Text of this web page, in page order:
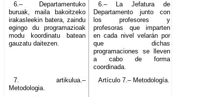
6.– Departamentuko
buruak, maila bakoitzeko
irakasleekin batera, zaindu
egingo du programazioak
modu koordinatu batean
gauzatu daitezen.
6.– La Jefatura de
Departamento junto con
los profesores y
profesoras que imparten
en cada nivel velarán por
que dichas
programaciones se lleven
a cabo de forma
coordinada.
7. artikulua.–
Metodologia.
Artículo 7.– Metodología.